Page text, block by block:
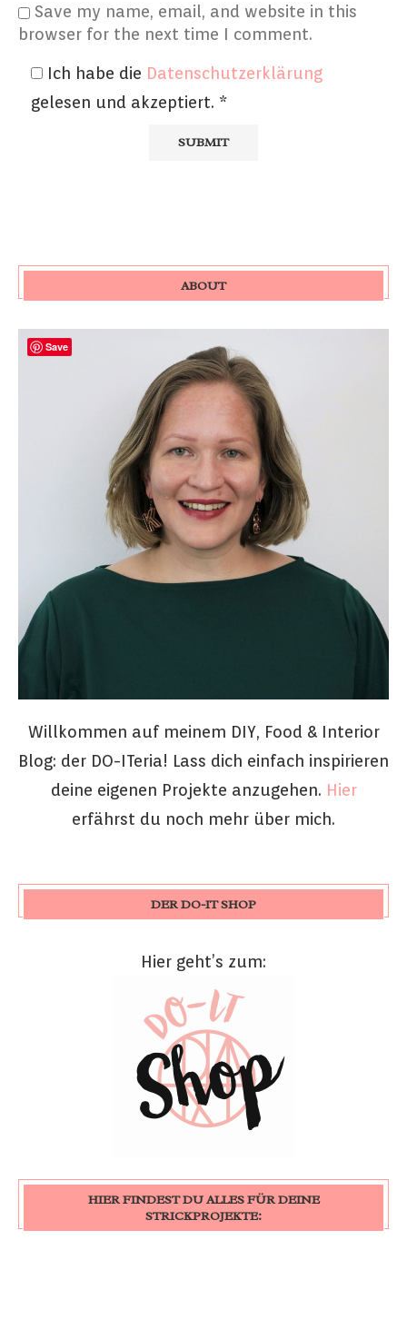
Save my name, email, and website in this
browser for the next time I comment.
Ich habe die Datenschutzerklärung
gelesen und akzeptiert. *
ABOUT
Willkommen auf meinem DIY, Food & Interior
Blog: der DO-ITeria! Lass dich einfach inspirieren
deine eigenen Projekte anzugehen. Hier
erfährst du noch mehr über mich.
DER DO-IT SHOP
Hier geht’s zum:
HIER FINDEST DU ALLES FÜR DEINE
STRICKPROJEKTE:
Save